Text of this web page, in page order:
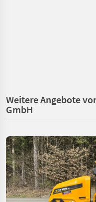
Weitere Angebote
GmbH